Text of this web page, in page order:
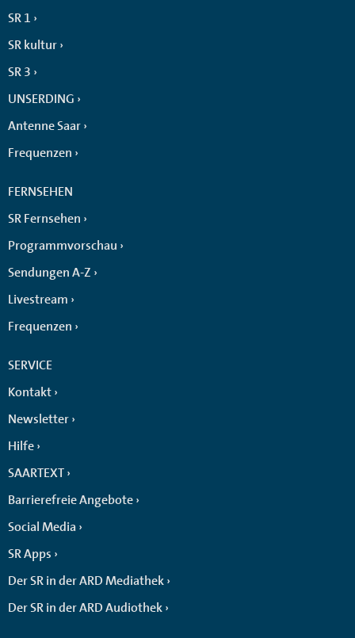
SR 1
SR kultur
SR 3
UNSERDING
Antenne Saar
Frequenzen
FERNSEHEN
SR Fernsehen
Programmvorschau
Sendungen A-Z
Livestream
Frequenzen
SERVICE
Kontakt
Newsletter
Hilfe
SAARTEXT
Barrierefreie Angebote
Social Media
SR Apps
Der SR in der ARD Mediathek
Der SR in der ARD Audiothek